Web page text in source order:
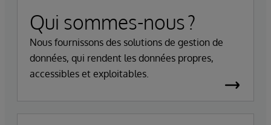
Qui sommes-nous ?
Nous fournissons des solutions de gestion de
données, qui rendent les données propres,
accessibles et exploitables.